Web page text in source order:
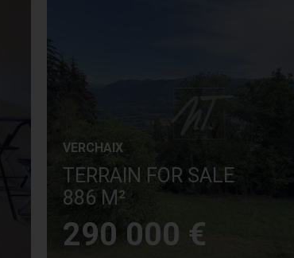
VERCHAIX
TERRAIN FOR SALE
886 M²
290 000 €